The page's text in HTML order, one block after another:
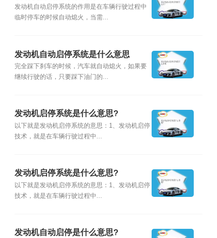
发动机自动启停系统的作用是在车辆行驶过程中
临时停车的时候自动熄火，当需...
发动机自动启停系统是什么意思
完全踩下刹车的时候，汽车就自动熄火，如果要
继续行驶的话，只要踩下油门的...
发动机启停系统是什么意思?
以下就是发动机启停系统的意思：1、发动机启停
技术，就是在车辆行驶过程中...
发动机启停系统是什么意思?
以下就是发动机启停系统的意思：1、发动机启停
技术，就是在车辆行驶过程中...
发动机自动启停是什么意思?